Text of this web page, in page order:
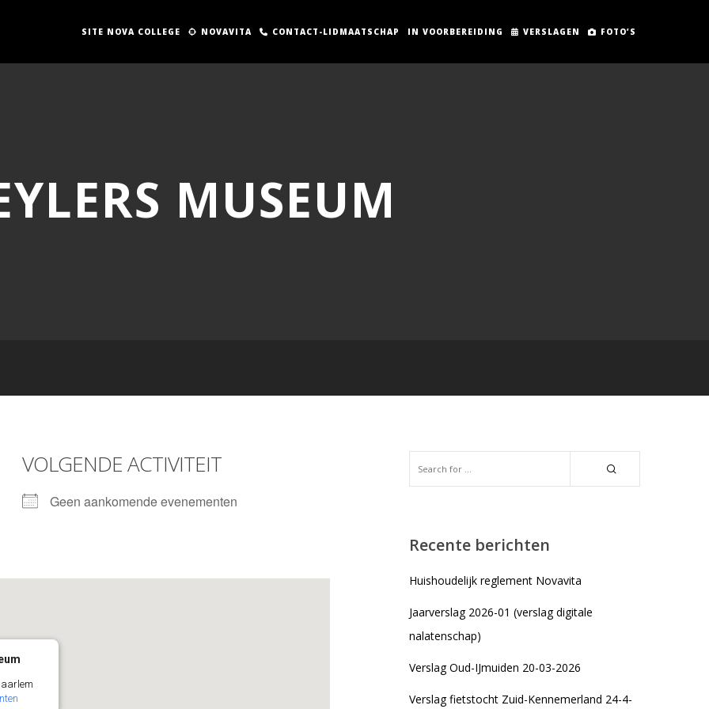
SITE NOVA COLLEGE NOVAVITA CONTACT-LIDMAATSCHAP IN VOORBEREIDING VERSLAGEN FOTO’S
MUSEUM
VOLGENDE ACTIVITEIT
Geen aankomende evenementen
Recente berichten
Huishoudelijk reglement Novavita
Jaarverslag 2026-01 (verslag digitale
nalatenschap)
Verslag Oud-IJmuiden 20-03-2026
Verslag fietstocht Zuid-Kennemerland 24-4-